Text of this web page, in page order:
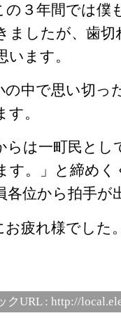
の３年間では僕
ましたが、歯
います。
の中で思い切っ
。
らは一町民とし
す。」と締め
各位から拍手が
お疲れ様でした
クURL : http://